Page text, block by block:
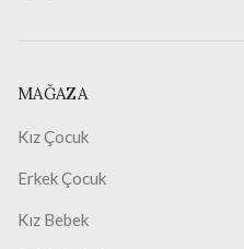
MAĞAZA
Kız Çocuk
Erkek Çocuk
Kız Bebek